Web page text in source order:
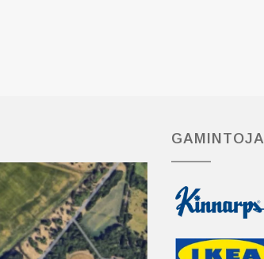
GAMINTOJAI